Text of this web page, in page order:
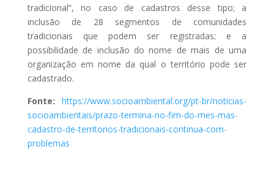
tradicional”, no caso de cadastros desse tipo; a
inclusão de 28 segmentos de comunidades
tradicionais que podem ser registradas; e a
possibilidade de inclusão do nome de mais de uma
organização em nome da qual o território pode ser
cadastrado.
Fonte:
https://www.socioambiental.org/pt-br/noticias-
socioambientais/prazo-termina-no-fim-do-mes-mas-
cadastro-de-territorios-tradicionais-continua-com-
problemas